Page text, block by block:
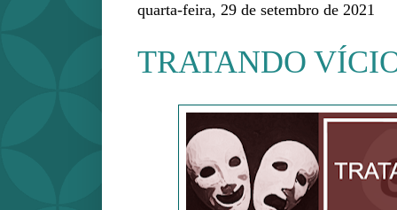
quarta-feira, 29 de setembro de 2021
TRATANDO